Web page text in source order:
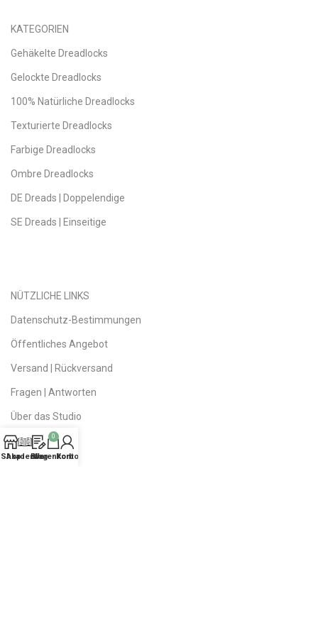
KATEGORIEN
Gehäkelte Dreadlocks
Gelockte Dreadlocks
100% Natürliche Dreadlocks
Texturierte Dreadlocks
Farbige Dreadlocks
Ombre Dreadlocks
DE Dreads | Doppelendige
SE Dreads | Einseitige
NÜTZLICHE LINKS
Datenschutz-Bestimmungen
Öffentliches Angebot
Versand | Rückversand
Fragen | Antworten
Über das Studio
Kontakte
Shop
Akademie
Blog
0
Warenkorb
Konto